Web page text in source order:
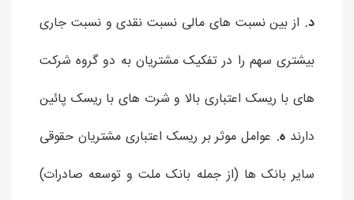
د. از بین نسبت های مالی نسبت نقدی و نسبت جاری
بیشتری سهم را در تفکیک مشتریان به دو گروه شرکت
های با ریسک اعتباری بالا و شرت های با ریسک پائین
دارند ه. عوامل موثر بر ریسک اعتباری مشتریان حقوقی
سایر بانک ها (از جمله بانک ملت و توسعه صادرات)